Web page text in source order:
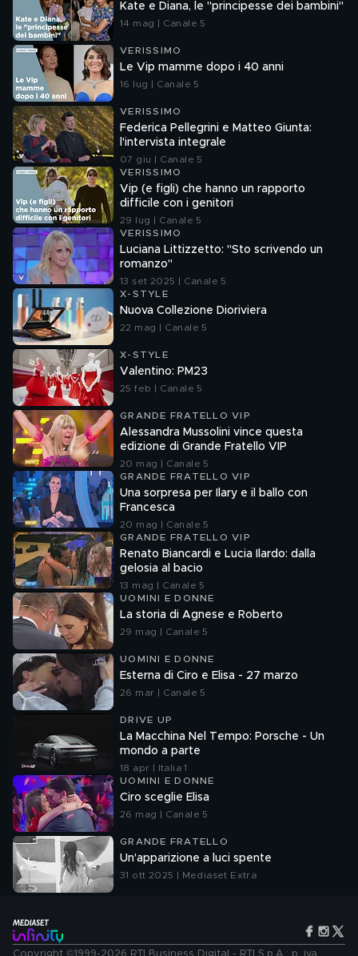
Kate e Diana, le "principesse dei bambini"
14 mag | Canale 5
VERISSIMO
Le Vip mamme dopo i 40 anni
16 lug | Canale 5
VERISSIMO
Federica Pellegrini e Matteo Giunta:
l'intervista integrale
07 giu | Canale 5
VERISSIMO
Vip (e figli) che hanno un rapporto
difficile con i genitori
29 lug | Canale 5
VERISSIMO
Luciana Littizzetto: "Sto scrivendo un
romanzo"
13 set 2025 | Canale 5
X-STYLE
Nuova Collezione Dioriviera
22 mag | Canale 5
X-STYLE
Valentino: PM23
25 feb | Canale 5
GRANDE FRATELLO VIP
Alessandra Mussolini vince questa
edizione di Grande Fratello VIP
20 mag | Canale 5
GRANDE FRATELLO VIP
Una sorpresa per Ilary e il ballo con
Francesca
20 mag | Canale 5
GRANDE FRATELLO VIP
Renato Biancardi e Lucia Ilardo: dalla
gelosia al bacio
13 mag | Canale 5
UOMINI E DONNE
La storia di Agnese e Roberto
29 mag | Canale 5
UOMINI E DONNE
Esterna di Ciro e Elisa - 27 marzo
26 mar | Canale 5
DRIVE UP
La Macchina Nel Tempo: Porsche - Un
mondo a parte
18 apr | Italia 1
UOMINI E DONNE
Ciro sceglie Elisa
26 mag | Canale 5
GRANDE FRATELLO
Un'apparizione a luci spente
31 ott 2025 | Mediaset Extra